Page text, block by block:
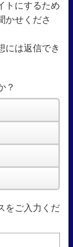
トにするため
かせくださ
には返信でき
？
をご入力くだ